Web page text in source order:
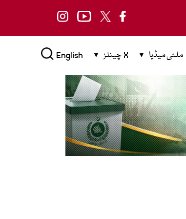
ملٹی میڈیا X چینلز English